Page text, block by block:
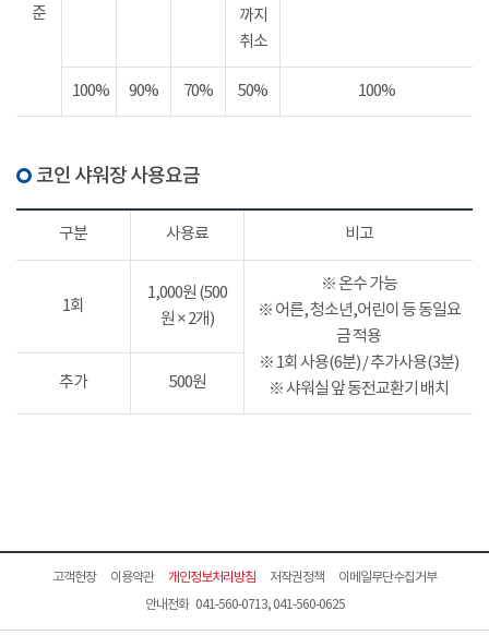
준
까지
취소
100% 90% 70% 50% 100%
코인 샤워장 사용요금
구분 사용료 비고
1회
1,000원 (500
원 × 2개)
※ 온수 가능
※ 어른, 청소년,어린이 등 동일요
금 적용
※ 1회 사용(6분) / 추가사용(3분)
※ 샤워실 앞 동전교환기 배치
추가 500원
고객헌장 이용약관 개인정보처리방침 저작권정책
이메일무단수집거부
안내전화 041-560-0713, 041-560-0625